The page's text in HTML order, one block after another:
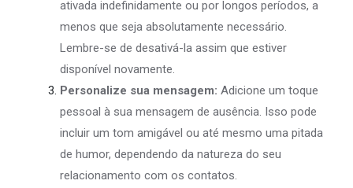
ativada indefinidamente ou por longos períodos, a
menos que seja absolutamente necessário.
Lembre-se de desativá-la assim que estiver
disponível novamente.
Personalize sua mensagem: Adicione um toque
pessoal à sua mensagem de ausência. Isso pode
incluir um tom amigável ou até mesmo uma pitada
de humor, dependendo da natureza do seu
relacionamento com os contatos.